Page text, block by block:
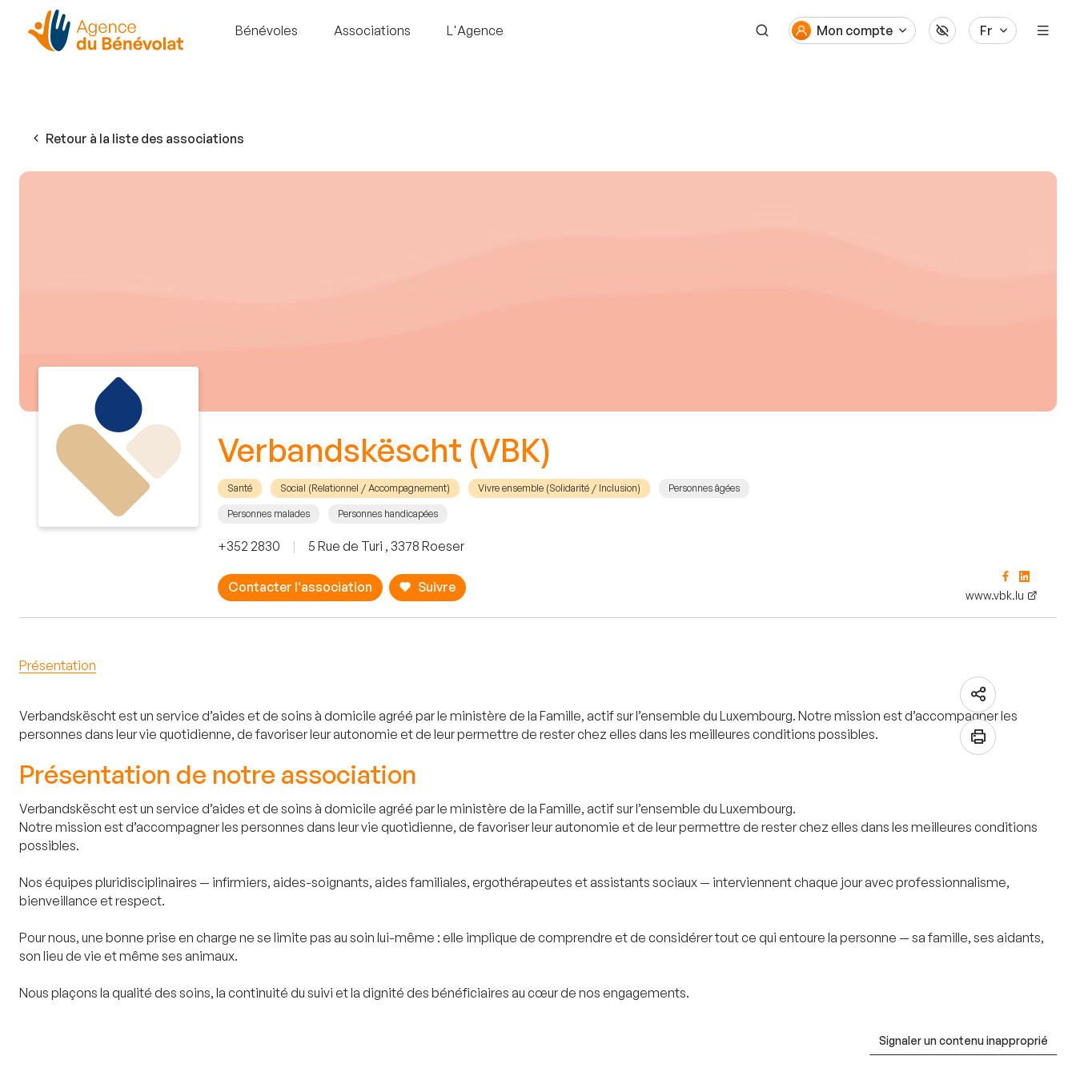
Bénévoles Associations L'Agence Mon compte Fr
Retour à la liste des associations
Verbandskëscht (VBK)
Santé Social (Relationnel / Accompagnement) Vivre ensemble (Solidarité / Inclusion) Personnes âgées
Personnes malades Personnes handicapées
+352 2830 | 5 Rue de Turi , 3378 Roeser
Contacter l'association Suivre www.vbk.lu
Présentation
Verbandskëscht est un service d’aides et de soins à domicile agréé par le ministère de la Famille, actif sur l’ensemble du Luxembourg. Notre mission est d’accompagner les
personnes dans leur vie quotidienne, de favoriser leur autonomie et de leur permettre de rester chez elles dans les meilleures conditions possibles.
Présentation de notre association
Verbandskëscht est un service d’aides et de soins à domicile agréé par le ministère de la Famille, actif sur l’ensemble du Luxembourg.
Notre mission est d’accompagner les personnes dans leur vie quotidienne, de favoriser leur autonomie et de leur permettre de rester chez elles dans les meilleures conditions
possibles.
Nos équipes pluridisciplinaires — infirmiers, aides-soignants, aides familiales, ergothérapeutes et assistants sociaux — interviennent chaque jour avec professionnalisme,
bienveillance et respect.
Pour nous, une bonne prise en charge ne se limite pas au soin lui-même : elle implique de comprendre et de considérer tout ce qui entoure la personne — sa famille, ses aidants,
son lieu de vie et même ses animaux.
Nous plaçons la qualité des soins, la continuité du suivi et la dignité des bénéficiaires au cœur de nos engagements.
Signaler un contenu inapproprié